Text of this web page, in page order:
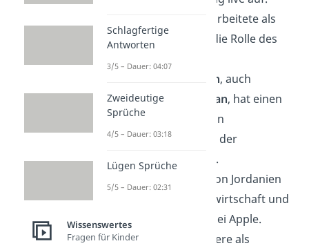
arbeitete als
Tischler, bevor er die Rolle des
Rowan Atkinson, auch
bekannt als
Mr. Bean, hat einen
Master-Abschluss in
Elektrotechnik von der
Universität Oxford.
von Jordanien
studierte Betriebswirtschaft und
arbeitete danach bei Apple.
✏️ Vor seiner Karriere als
Schlagfertige
Antworten
3/5 – Dauer: 04:07
Zweideutige
Sprüche
4/5 – Dauer: 03:18
Lügen Sprüche
5/5 – Dauer: 02:31
Wissenswertes
Fragen für Kinder